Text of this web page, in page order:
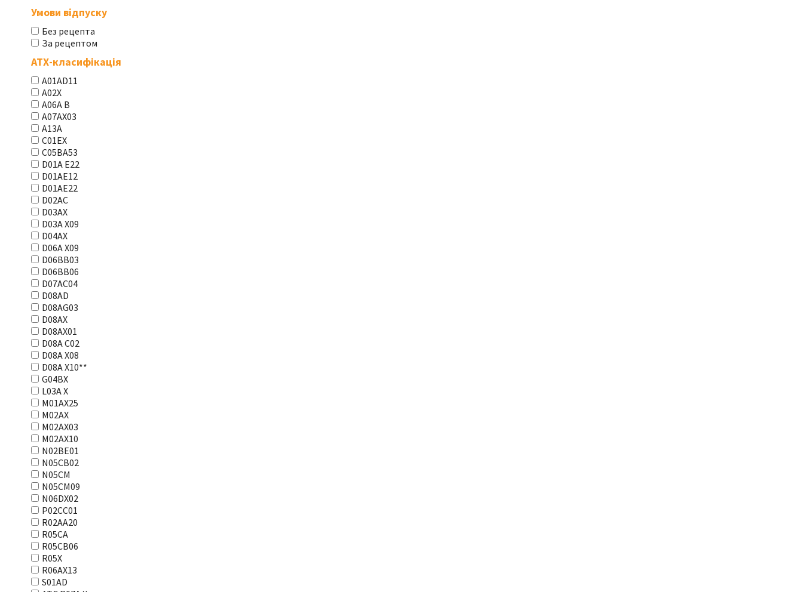
Умови відпуску
Без рецепта
За рецептом
АТХ-класифікація
A01AD11
A02X
A06A В
A07AX03
A13A
C01EX
C05BA53
D01A E22
D01AE12
D01AE22
D02AC
D03AX
D03A X09
D04AX
D06A X09
D06BB03
D06BB06
D07AC04
D08AD
D08AG03
D08AX
D08AX01
D08А С02
D08А Х08
D08А Х10**
G04BX
L03А Х
M01AX25
M02AX
M02AX03
M02AX10
N02BE01
N05CB02
N05CM
N05CM09
N06DX02
P02CC01
R02AA20
R05CA
R05CB06
R05X
R06AX13
S01AD